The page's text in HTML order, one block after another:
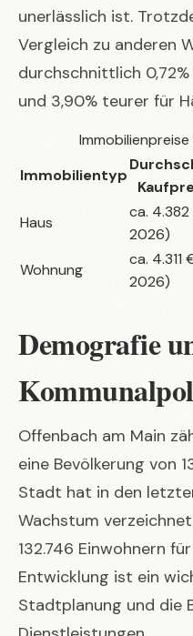
unerlässlich ist.
Vergleich zu anderen
durchschnittlich
und 3,90% teurer für
Immobilientyp
Haus
ca.
2026)
Wohnung
ca. 4.311
2026)
Demografie
Offenbach am Main
eine Bevölkerung von
Stadt hat in den
Wachstum
132.746 Einwohnern
Entwicklung ist ein
Stadtplanung und die